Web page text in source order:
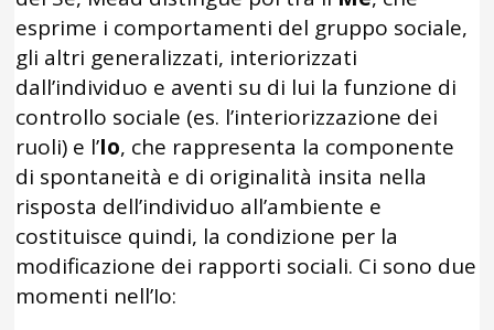
esprime i comportamenti del gruppo sociale,
gli altri generalizzati, interiorizzati
dall’individuo e aventi su di lui la funzione di
controllo sociale (es. l’interiorizzazione dei
ruoli) e l’Io, che rappresenta la componente
di spontaneità e di originalità insita nella
risposta dell’individuo all’ambiente e
costituisce quindi, la condizione per la
modificazione dei rapporti sociali. Ci sono due
momenti nell’Io: